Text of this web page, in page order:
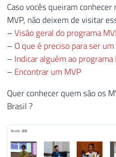
Caso vocês queiram
MVP, não deixem de visitar
–Visão geral do programa
– O que é preciso para ser um
– Indicar alguém ao programa
– Encontrar um MVP
Quer conhecer quem são os
Brasil ?